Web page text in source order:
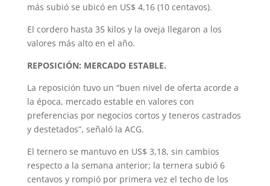
más subió se ubicó en US$ 4,16 (10 centavos).
El cordero hasta 35 kilos y la oveja llegaron a los
valores más alto en el año.
REPOSICIÓN: MERCADO ESTABLE.
La reposición tuvo un “buen nivel de oferta acorde a
la época, mercado estable en valores con
preferencias por negocios cortos y teneros castrados
y destetados”, señaló la ACG.
El ternero se mantuvo en US$ 3,18, sin cambios
respecto a la semana anterior; la ternera subió 6
centavos y rompió por primera vez el techo de los